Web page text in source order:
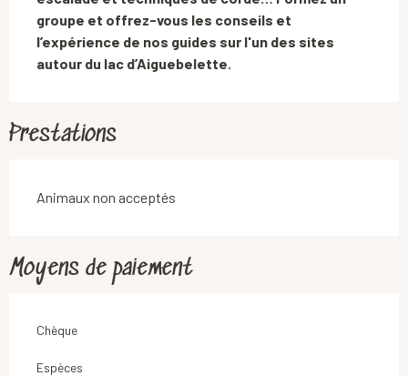
groupe et offrez-vous les conseils et
l’expérience de nos guides sur l'un des sites
autour du lac d’Aiguebelette.
Prestations
Animaux non acceptés
Moyens de paiement
Chèque
Espèces